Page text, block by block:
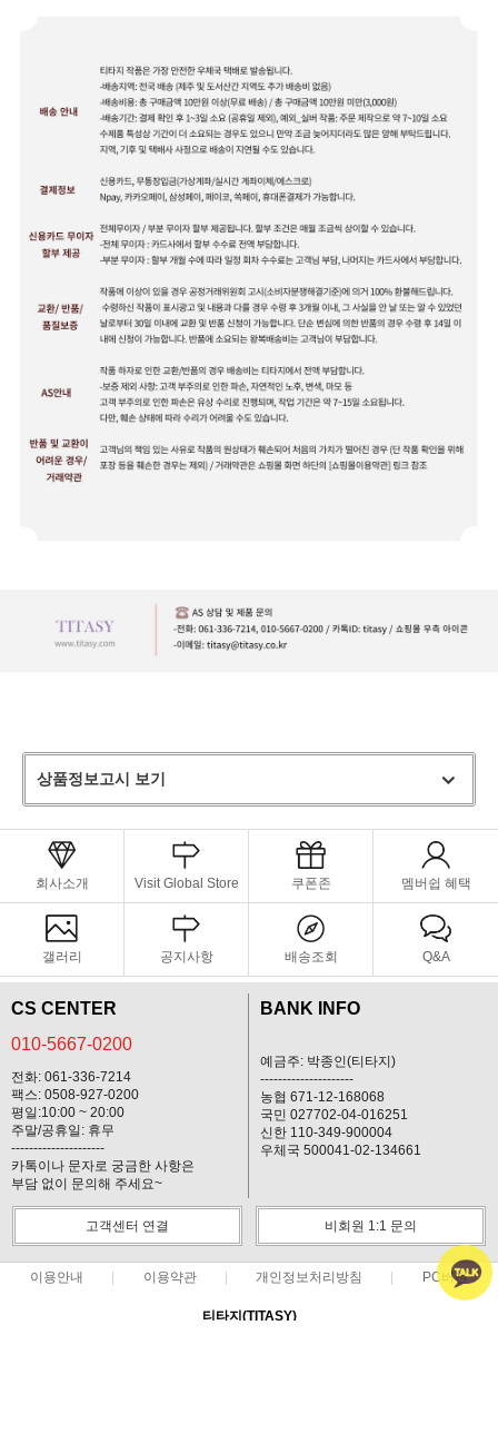
상품정보고시 보기
회사소개 Visit Global Store 쿠폰존 멤버쉽 혜택
갤러리 공지사항 배송조회 Q&A
CS CENTER
010-5667-0200
전화: 061-336-7214
팩스: 0508-927-0200
평일:10:00 ~ 20:00
주말/공휴일: 휴무
---------------------
카톡이나 문자로 궁금한 사항은
부담 없이 문의해 주세요~
BANK INFO
예금주: 박종인(티타지)
---------------------
농협 671-12-168068
국민 027702-04-016251
신한 110-349-900004
우체국 500041-02-134661
고객센터 연결 비회원 1:1 문의
이용안내 이용약관 개인정보처리방침 PC버전
티타지(TITASY)